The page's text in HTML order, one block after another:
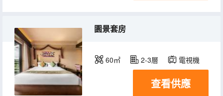
園景套房
60㎡ 2-3層 電視機
查看供應